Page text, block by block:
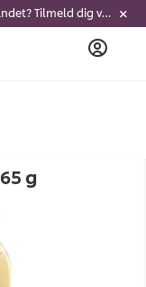
Vil du have opskrifter, nyheder, tilbud og andet? Tilmeld dig vores nyhedsbrev!
g